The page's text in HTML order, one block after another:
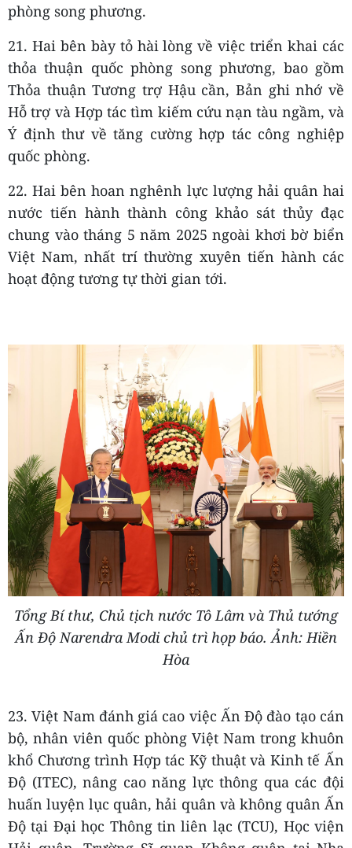
phòng song phương.
21. Hai bên bày tỏ hài lòng về việc triển khai các
thỏa thuận quốc phòng song phương, bao gồm
Thỏa thuận Tương trợ Hậu cần, Bản ghi nhớ về
Hỗ trợ và Hợp tác tìm kiếm cứu nạn tàu ngầm, và
Ý định thư về tăng cường hợp tác công nghiệp
quốc phòng.
22. Hai bên hoan nghênh lực lượng hải quân hai
nước tiến hành thành công khảo sát thủy đạc
chung vào tháng 5 năm 2025 ngoài khơi bờ biển
Việt Nam, nhất trí thường xuyên tiến hành các
hoạt động tương tự thời gian tới.
Tổng Bí thư, Chủ tịch nước Tô Lâm và Thủ tướng
Ấn Độ Narendra Modi chủ trì họp báo. Ảnh: Hiền
Hòa
23. Việt Nam đánh giá cao việc Ấn Độ đào tạo cán
bộ, nhân viên quốc phòng Việt Nam trong khuôn
khổ Chương trình Hợp tác Kỹ thuật và Kinh tế Ấn
Độ (ITEC), nâng cao năng lực thông qua các đội
huấn luyện lục quân, hải quân và không quân Ấn
Độ tại Đại học Thông tin liên lạc (TCU), Học viện